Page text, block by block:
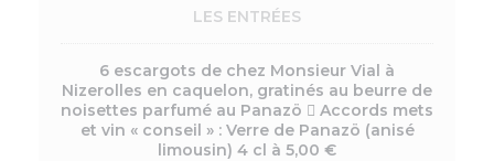
LES ENTRÉES
6 escargots de chez Monsieur Vial à
Nizerolles en caquelon, gratinés au beurre de
noisettes parfumé au Panazö  Accords mets
et vin « conseil » : Verre de Panazö (anisé
limousin) 4 cl à 5,00 €